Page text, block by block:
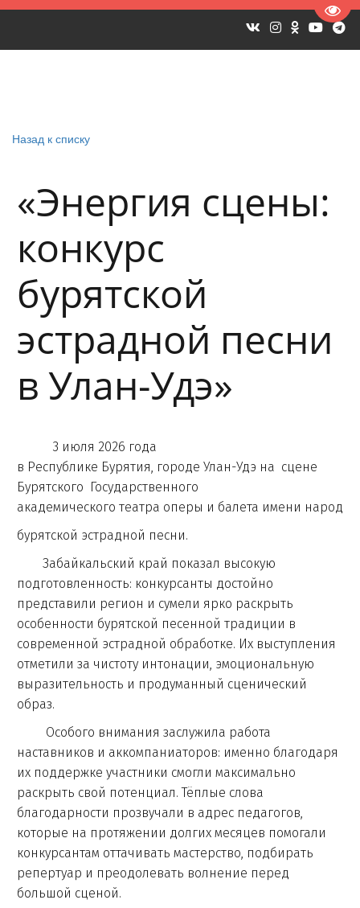
Назад к списку
«Энергия сцены:
конкурс
бурятской
эстрадной песни
в Улан‑Удэ»
3 июля 2026 года
в Республике Бурятия, городе Улан-Удэ на сцене
Бурятского Государственного
академического театра оперы и балета имени
бурятской эстрадной песни.
Забайкальский край показал высокую
подготовленность: конкурсанты достойно
представили регион и сумели ярко раскрыть
особенности бурятской песенной традиции в
современной эстрадной обработке. Их выступления
отметили за чистоту интонации, эмоциональную
выразительность и продуманный сценический
образ.
Особого внимания заслужила работа
наставников и аккомпаниаторов: именно благодаря
их поддержке участники смогли максимально
раскрыть свой потенциал. Тёплые слова
благодарности прозвучали в адрес педагогов,
которые на протяжении долгих месяцев помогали
конкурсантам оттачивать мастерство, подбирать
репертуар и преодолевать волнение перед
большой сценой.